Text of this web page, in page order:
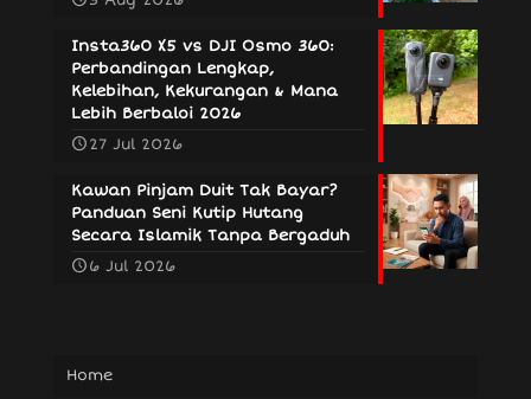
Insta360 X5 vs DJI Osmo 360:
Perbandingan Lengkap,
Kelebihan, Kekurangan & Mana
Lebih Berbaloi 2026
27 Jul 2026
Kawan Pinjam Duit Tak Bayar?
Panduan Seni Kutip Hutang
Secara Islamik Tanpa Bergaduh
6 Jul 2026
Home